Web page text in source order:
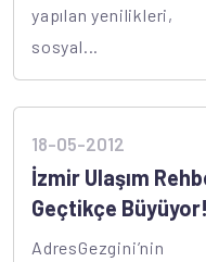
yapılan yenilikleri,
sosyal...
18-05-2012
İzmir Ulaşım
Geçtikçe
AdresGezgini’nin